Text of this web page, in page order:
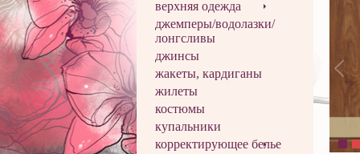
верхняя одежда
джемперы/водолазки/
лонгсливы
джинсы
жакеты, кардиганы
жилеты
костюмы
купальники
корректирующее белье